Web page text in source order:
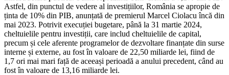
Astfel, din punctul de vedere al investițiilor, România se apropie de
ținta de 10% din PIB, anunțată de premierul Marcel Ciolacu încă din
mai 2023. Potrivit execuției bugetare, până la 31 martie 2024,
cheltuielile pentru investiții, care includ cheltuielile de capital,
precum și cele aferente programelor de dezvoltare finanțate din surse
interne și externe, au fost în valoare de 22,50 miliarde lei, fiind de
1,7 ori mai mari față de aceeași perioadă a anului precedent, când au
fost în valoare de 13,16 miliarde lei.